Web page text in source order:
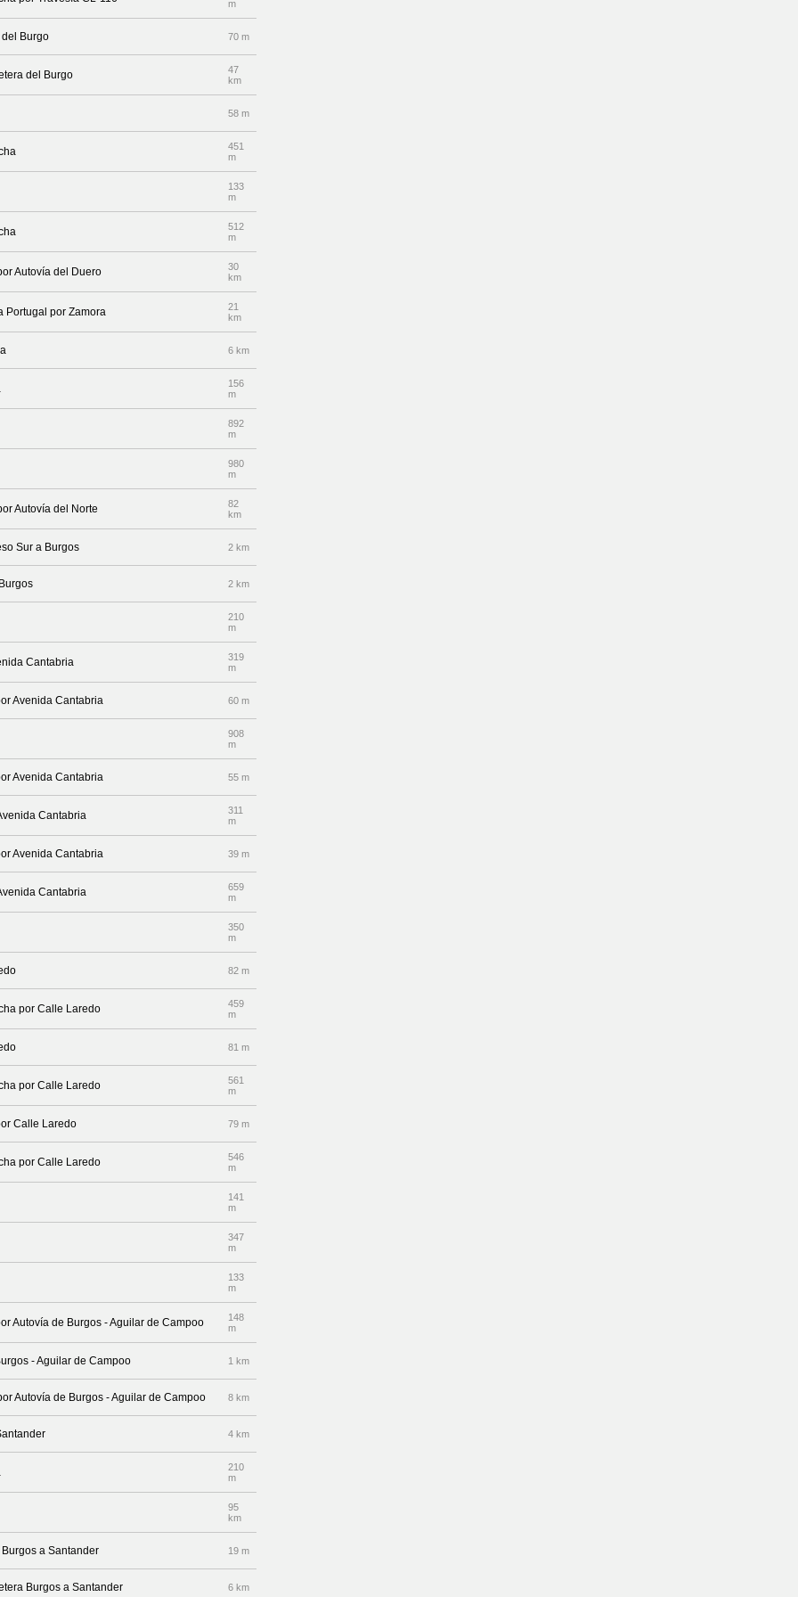
m
Burgo 70 m
del Burgo
47
km
58 m
451
m
133
m
512
m
Autovía del Duero
30
km
Portugal por Zamora
21
km
6 km
156
m
892
m
980
m
Autovía del Norte
82
km
Sur a Burgos 2 km
2 km
210
m
Cantabria
319
m
Avenida Cantabria 60 m
908
m
Avenida Cantabria 55 m
Cantabria
311
m
Avenida Cantabria 39 m
Cantabria
659
m
350
m
82 m
por Calle Laredo
459
m
81 m
por Calle Laredo
561
m
Calle Laredo 79 m
por Calle Laredo
546
m
141
m
347
m
133
m
Autovía de Burgos - Aguilar de Campoo
148
m
- Aguilar de Campoo 1 km
Autovía de Burgos - Aguilar de Campoo 8 km
4 km
210
m
95
km
a Santander 19 m
Burgos a Santander 6 km